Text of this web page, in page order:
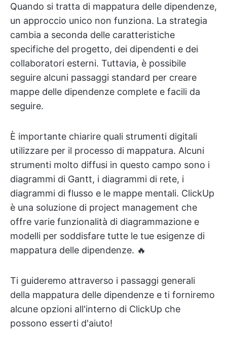
Quando si tratta di mappatura delle dipendenze,
un approccio unico non funziona. La strategia
cambia a seconda delle caratteristiche
specifiche del progetto, dei dipendenti e dei
collaboratori esterni. Tuttavia, è possibile
seguire alcuni passaggi standard per creare
mappe delle dipendenze complete e facili da
seguire.
È importante chiarire quali strumenti digitali
utilizzare per il processo di mappatura. Alcuni
strumenti molto diffusi in questo campo sono i
diagrammi di Gantt, i diagrammi di rete, i
diagrammi di flusso e le mappe mentali. ClickUp
è una soluzione di project management che
offre varie funzionalità di diagrammazione e
modelli per soddisfare tutte le tue esigenze di
mappatura delle dipendenze. 🔥
Ti guideremo attraverso i passaggi generali
della mappatura delle dipendenze e ti forniremo
alcune opzioni all'interno di ClickUp che
possono esserti d'aiuto!